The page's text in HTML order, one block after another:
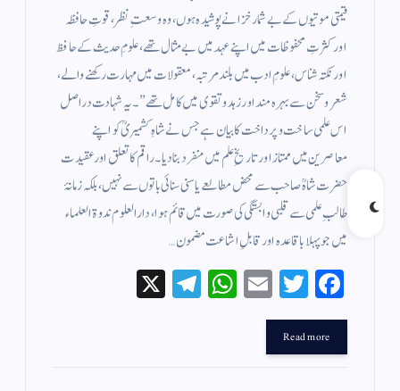
قیمتی موتیوں کے بے شمار خزانے پوشیدہ ہوں، وہ وسعتِ نظر، قوتِ حافظہ
اور کثرتِ محفوظات میں اپنے عہد میں بے مثال تھے، علومِ حدیث کے حافظ
اور نکتہ شناس، علومِ ادب میں بلند مرتبہ، معقولات میں مہارت رکھنے والے،
شعر و سخن سے بہرہ مند اور زہد و تقوى میں کامل تھے” ۔ یہ شہادت دراصل
اس علمی ساخت و پرداخت کا بیان ہے جس نے شاہِ کشمیریؒ کو اپنے
معاصرین میں ممتاز اور تاریخِ علم میں منفرد بنا دیا۔راقم کا تعلق اور عقیدت
حضرت شاہؒ صاحب سے محض مطالعے یا سنی سنائی باتوں سے نہیں، بلکہ زمانۂ
طالبِ علمی سے قلبی وابستگی کی صورت میں قائم ہوا، دارالعلوم ندوۃ العلماء
میں جو پہلا باقاعدہ اور قابلِ اشاعت مضمون…
Fa
ce
bo
ok
T
wi
r
E
W
Te
Read more